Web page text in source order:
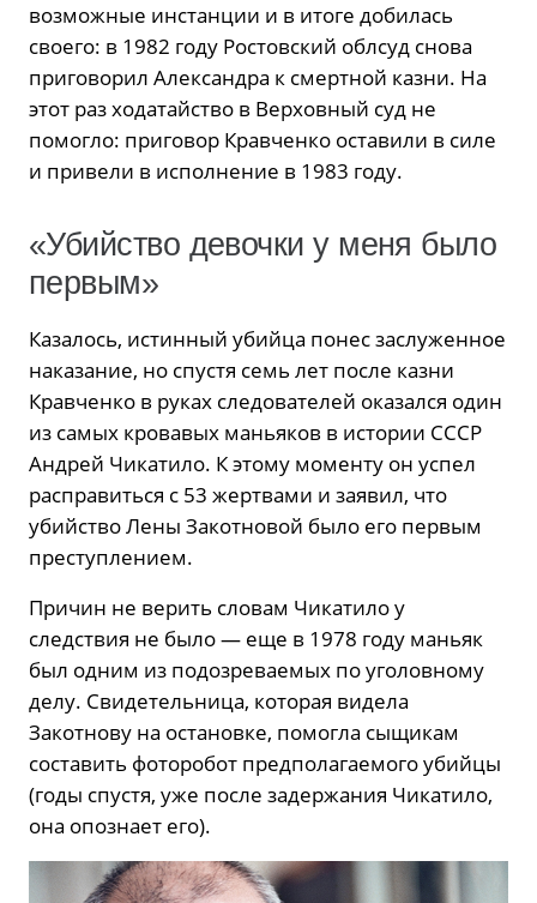
возможные инстанции и в итоге добилась
своего: в 1982 году Ростовский облсуд снова
приговорил Александра к смертной казни. На
этот раз ходатайство в Верховный суд не
помогло: приговор Кравченко оставили в силе
и привели в исполнение в 1983 году.
«Убийство девочки у меня было
первым»
Казалось, истинный убийца понес заслуженное
наказание, но спустя семь лет после казни
Кравченко в руках следователей оказался один
из самых кровавых маньяков в истории СССР
Андрей Чикатило. К этому моменту он успел
расправиться с 53 жертвами и заявил, что
убийство Лены Закотновой было его первым
преступлением.
Причин не верить словам Чикатило у
следствия не было — еще в 1978 году маньяк
был одним из подозреваемых по уголовному
делу. Свидетельница, которая видела
Закотнову на остановке, помогла сыщикам
составить фоторобот предполагаемого убийцы
(годы спустя, уже после задержания Чикатило,
она опознает его).